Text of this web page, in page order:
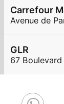
Carrefour
Avenue de
GLR
67